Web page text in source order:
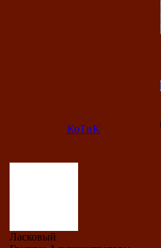
КоТиК
Ласковый